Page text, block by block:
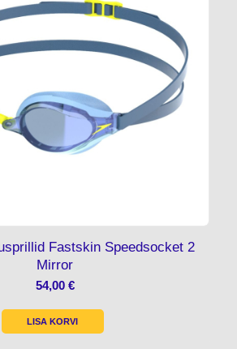
Fastskin Speedsocket 2
Mirror
54,00 €
LISA KORVI